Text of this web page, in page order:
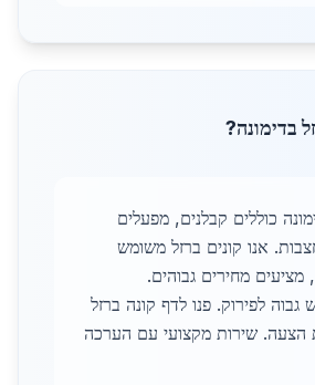
בדימונה?
כוללים קבלנים, מפעלים
אנו קונים ברזל משומש
מציעים מחירים גבוהים.
ביקוש גבוה לפירוק. פנו לדף קונה ברזל
הצעה. שירות מקצועי עם הערכה